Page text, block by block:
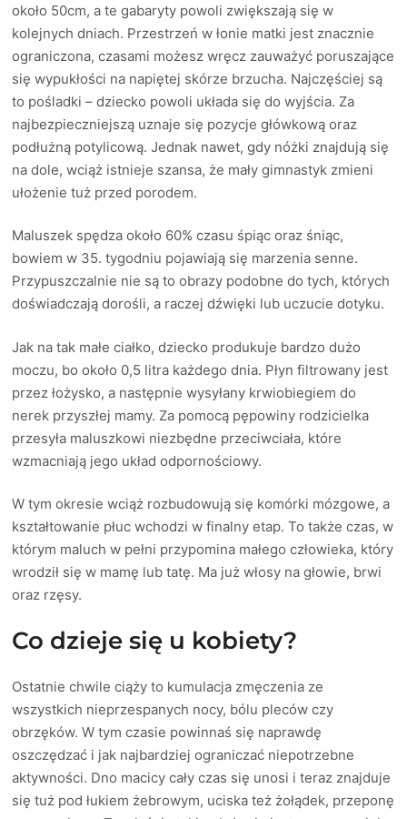
około 50cm, a te gabaryty powoli zwiększają się w
kolejnych dniach. Przestrzeń w łonie matki jest znacznie
ograniczona, czasami możesz wręcz zauważyć poruszające
się wypukłości na napiętej skórze brzucha. Najczęściej są
to pośladki – dziecko powoli układa się do wyjścia. Za
najbezpieczniejszą uznaje się pozycje główkową oraz
podłużną potylicową. Jednak nawet, gdy nóżki znajdują się
na dole, wciąż istnieje szansa, że mały gimnastyk zmieni
ułożenie tuż przed porodem.
Maluszek spędza około 60% czasu śpiąc oraz śniąc,
bowiem w 35. tygodniu pojawiają się marzenia senne.
Przypuszczalnie nie są to obrazy podobne do tych, których
doświadczają dorośli, a raczej dźwięki lub uczucie dotyku.
Jak na tak małe ciałko, dziecko produkuje bardzo dużo
moczu, bo około 0,5 litra każdego dnia. Płyn filtrowany jest
przez łożysko, a następnie wysyłany krwiobiegiem do
nerek przyszłej mamy. Za pomocą pępowiny rodzicielka
przesyła maluszkowi niezbędne przeciwciała, które
wzmacniają jego układ odpornościowy.
W tym okresie wciąż rozbudowują się komórki mózgowe, a
kształtowanie płuc wchodzi w finalny etap. To także czas, w
którym maluch w pełni przypomina małego człowieka, który
wrodził się w mamę lub tatę. Ma już włosy na głowie, brwi
oraz rzęsy.
Co dzieje się u kobiety?
Ostatnie chwile ciąży to kumulacja zmęczenia ze
wszystkich nieprzespanych nocy, bólu pleców czy
obrzęków. W tym czasie powinnaś się naprawdę
oszczędzać i jak najbardziej ograniczać niepotrzebne
aktywności. Dno macicy cały czas się unosi i teraz znajduje
się tuż pod łukiem żebrowym, uciska też żołądek, przeponę